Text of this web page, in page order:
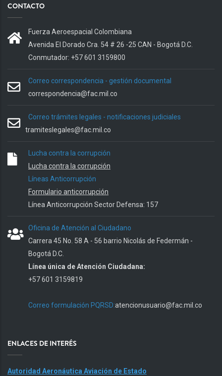
CONTACTO
Fuerza Aeroespacial Colombiana
Avenida El Dorado Cra. 54 # 26 -25 CAN - Bogotá D.C.
Conmutador: +57 601 3159800
Correo correspondencia - gestión documental
correspondencia@fac.mil.co
Correo trámites legales - notificaciones judiciales
tramiteslegales@fac.mil.co
Lucha contra la corrupción
Lucha contra la corrupción
Líneas Anticorrupción
Formulario anticorrupción
Línea Anticorrupción Sector Defensa: 157
Oficina de Atención al Ciudadano
Carrera 45 No. 58 A - 56 barrio Nicolás de Federmán -
Bogotá D.C.
Línea única de Atención Ciudadana:
+57 601 3159819
Correo formulación PQRSD:atencionusuario@fac.mil.co
ENLACES DE INTERÉS
Autoridad Aeronáutica Aviación de Estado